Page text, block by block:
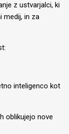
z ustvarjalci, ki
medij, in za
inteligenco kot
oblikujejo nove